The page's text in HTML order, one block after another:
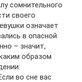
сомнительного
своего
означает
в опасной
– значит,
образом
во сне вас